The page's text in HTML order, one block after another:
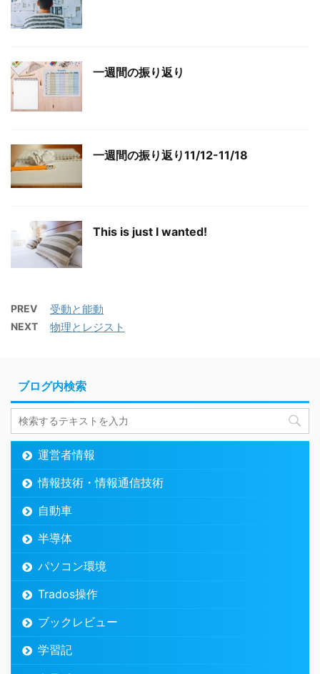
一週間の振り返り
一週間の振り返り11/12-11/18
This is just I wanted!
PREV 受動と能動
NEXT 物理とレジスト
ブログ内検索
運営者情報
情報技術・情報通信技術
自動車
半導体
パソコン環境
Trados操作
ブックレビュー
学習記